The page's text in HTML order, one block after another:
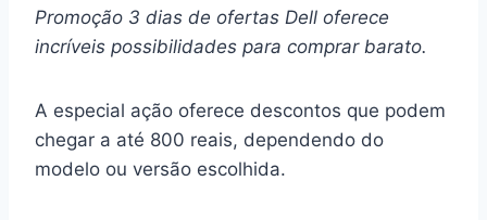
Promoção 3 dias de ofertas Dell oferece
incríveis possibilidades para comprar barato.
A especial ação oferece descontos que podem
chegar a até 800 reais, dependendo do
modelo ou versão escolhida.